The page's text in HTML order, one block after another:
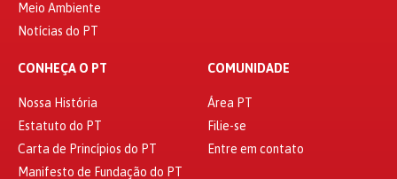
Meio Ambiente
Notícias do PT
CONHEÇA O PT
Nossa História
Estatuto do PT
Carta de Princípios do PT
Manifesto de Fundação do PT
COMUNIDADE
Área PT
Filie-se
Entre em contato